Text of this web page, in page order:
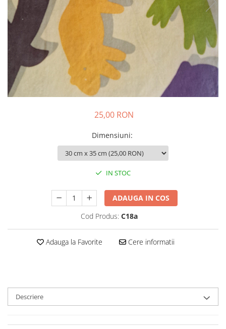
Colier / Pandantiv
Brățară
Bijuterii copii
Colier / Pandantiv
Colier de prietenie
Brățară
Accesorii păr
Colier / Pandantiv
Set bijuterii
Colier / Pandantiv
Cercei
25,00 RON
Dimensiuni:
IN STOC
ADAUGA IN COS
Cod Produs: C18a
Adauga la Favorite Cere informatii
Descriere